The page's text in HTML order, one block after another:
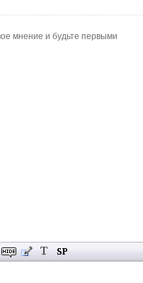
мнение и будьте первыми